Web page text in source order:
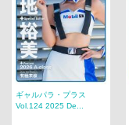
ギャルパラ・プラス
Vol.124 2025 De...